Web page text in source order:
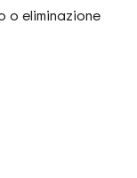
o eliminazione